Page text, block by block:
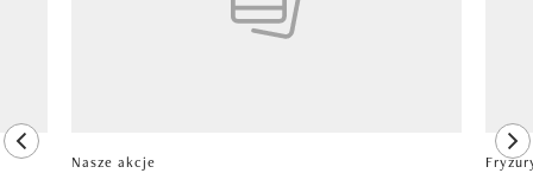
previous element
Nasze akcje